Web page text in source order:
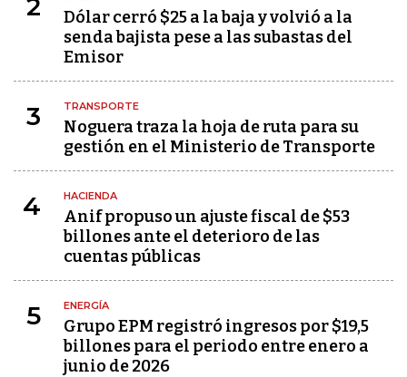
2
Dólar cerró $25 a la baja y volvió a la
senda bajista pese a las subastas del
Emisor
3 TRANSPORTE
Noguera traza la hoja de ruta para su
gestión en el Ministerio de Transporte
4 HACIENDA
Anif propuso un ajuste fiscal de $53
billones ante el deterioro de las
cuentas públicas
5 ENERGÍA
Grupo EPM registró ingresos por $19,5
billones para el periodo entre enero a
junio de 2026